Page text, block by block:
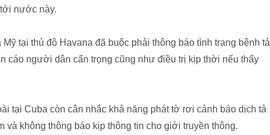
nước này.
tại thủ đô Havana đã buộc phải thông báo tình trạng bệnh tả
cáo người dân cẩn trọng cũng như điều trị kịp thời nếu thấy
tại Cuba còn cân nhắc khả năng phát tờ rơi cảnh báo dịch tả
và không thông báo kịp thông tin cho giới truyền thông.